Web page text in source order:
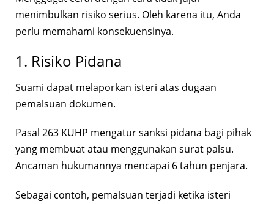
menimbulkan risiko serius. Oleh karena itu, Anda
perlu memahami konsekuensinya.
1. Risiko Pidana
Suami dapat melaporkan isteri atas dugaan
pemalsuan dokumen.
Pasal 263 KUHP mengatur sanksi pidana bagi pihak
yang membuat atau menggunakan surat palsu.
Ancaman hukumannya mencapai 6 tahun penjara.
Sebagai contoh, pemalsuan terjadi ketika isteri